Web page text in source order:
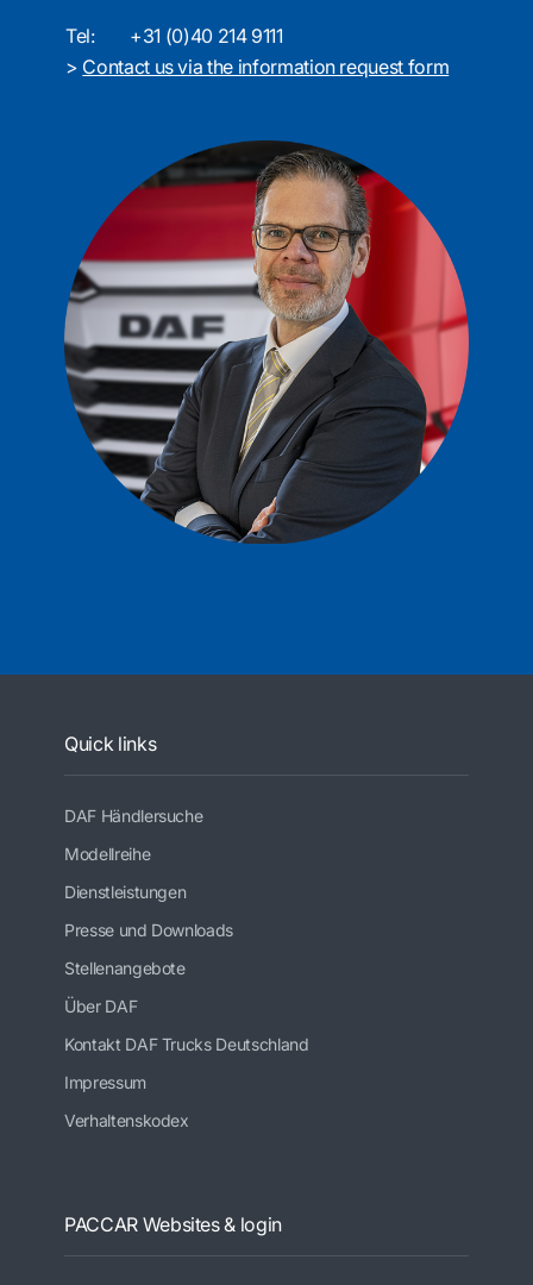
Tel:
+31 (0)40 214 9111
> Contact us via the information request form
Quick links
DAF Händlersuche
Modellreihe
Dienstleistungen
Presse und Downloads
Stellenangebote
Über DAF
Kontakt DAF Trucks Deutschland
Impressum
Verhaltenskodex
PACCAR Websites & login